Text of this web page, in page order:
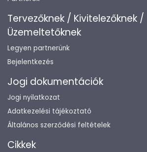
Tervezőknek / Kivitelezőknek /
Üzemeltetőknek
Legyen partnerünk
Bejelentkezés
Jogi dokumentációk
Jogi nyilatkozat
Adatkezelési tájékoztató
Általános szerződési feltételek
Cikkek